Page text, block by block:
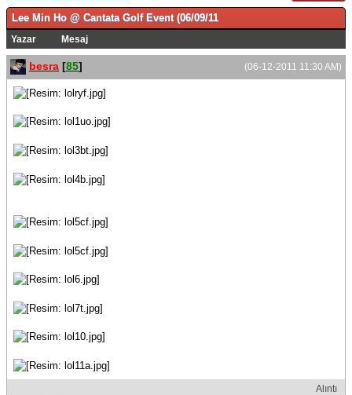
Lee Min Ho @ Cantata Golf Event (06/09/11
Yazar Mesaj
(06-12-2011 11:30 AM)
besra [85]
Alıntı